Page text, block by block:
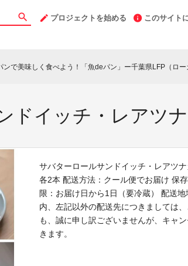
プロジェクトを始める このサイト
ンで美味しく食べよう！「魚deパン」ー千葉県LFP（ロ
ドイッチ・レアツ
サバターロールサンドイッチ・レアツ
各2本 配送方法：クール便でお届け 保
限：お届け日から1日（要冷蔵） 配送
内、左記以外の配送先につきましては
も、誠に申し訳ございませんが、キャ
きます。